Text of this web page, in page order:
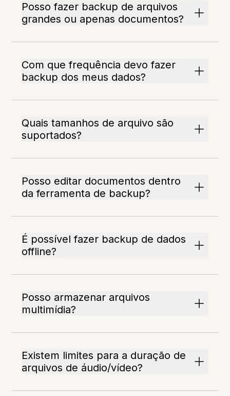
Posso fazer backup de arquivos
grandes ou apenas documentos?
Com que frequência devo fazer
backup dos meus dados?
Quais tamanhos de arquivo são
suportados?
Posso editar documentos dentro
da ferramenta de backup?
É possível fazer backup de dados
offline?
Posso armazenar arquivos
multimídia?
Existem limites para a duração de
arquivos de áudio/vídeo?